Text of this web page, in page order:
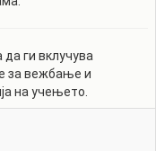
ги вклучува
за вежбање и
на учењето.